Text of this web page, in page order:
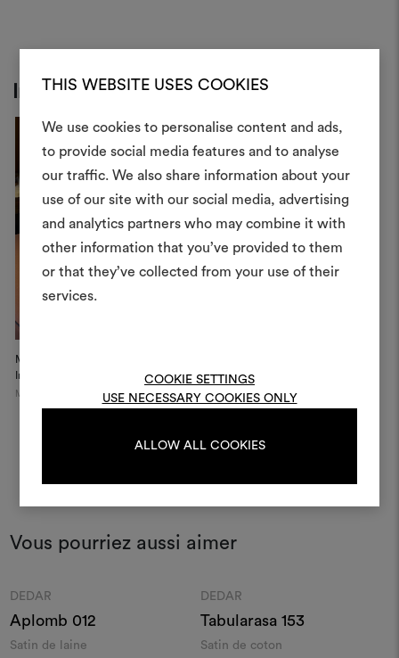
THIS WEBSITE USES COOKIES
We use cookies to personalise content and ads,
to provide social media features and to analyse
our traffic. We also share information about your
use of our site with our social media, advertising
and analytics partners who may combine it with
other information that you’ve provided to them
or that they’ve collected from your use of their
services.
COOKIE SETTINGS
USE NECESSARY COOKIES ONLY
ALLOW ALL COOKIES
Inspiration
Milano Design Week 2026
Insta...
Milan
Vous pourriez aussi aimer
DEDAR
Aplomb 012
Satin de laine
DEDAR
Tabularasa 153
Satin de coton
Créer
Un instrument interactif
à vos idées et les partager,
des matériaux et des